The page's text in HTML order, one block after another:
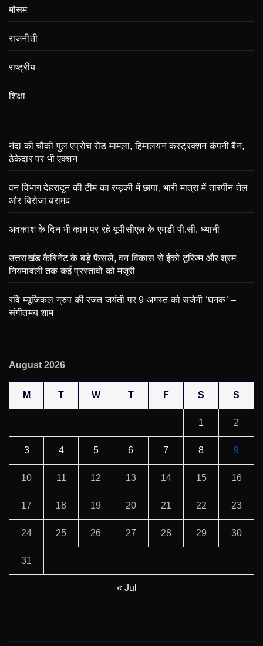
मौसम
राजनीती
राष्ट्रीय
शिक्षा
नंदा की चौकी पुल एप्रोच रोड मामला, हिमालयन कंस्ट्रक्शन कंपनी बैन,
ठेकेदार पर भी एक्शन
वन विभाग देहरादून की टीम का रुड़की में छापा, भारी मात्रा में तारपीन तेल
और बिरोजा बरामद
अवकाश के दिन भी काम पर रहे यूपीसीएल के एमडी पी.सी. ध्यानी
उत्तराखंड कैबिनेट के बड़े फैसले, वन विकास से ईको टूरिज्म और श्रम
नियमावली तक कई प्रस्तावों को मंजूरी
रवि म्यूजिकल ग्रुप की रजत जयंती पर 9 अगस्त को सजेगी ‘घनक’ –
संगीतमय शाम
August 2026
M T W T F S S
1 2
3 4 5 6 7 8 9
10 11 12 13 14 15 16
17 18 19 20 21 22 23
24 25 26 27 28 29 30
31
« Jul